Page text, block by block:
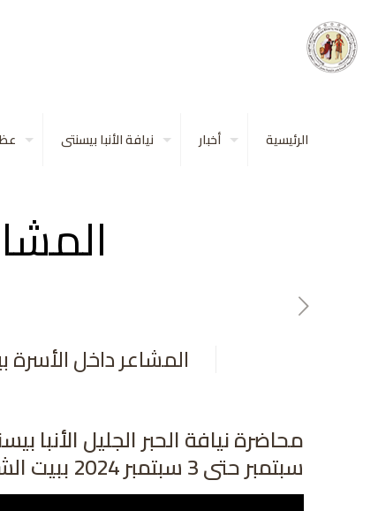
الرئيسية أخبار نيافة الأنبا بيسنتى
المشاعر داخل الأسرة
سبتمبر حتى 3 سبتمبر 2024 ببيت الشهيد مارمينا والأنبا ابرآم بأبوتلات ـ الإسكندرية .